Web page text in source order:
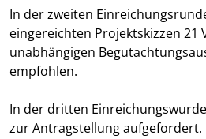
In der zweiten
eingereichten Projektskizzen 21
unabhängigen
empfohlen.
In der dritten
zur Antragstellung aufgefordert.